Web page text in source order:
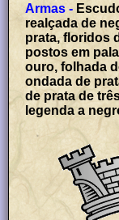
Armas -
realçada de
prata, floridos
postos em
ouro, folhada
ondada de
de prata de
legenda a